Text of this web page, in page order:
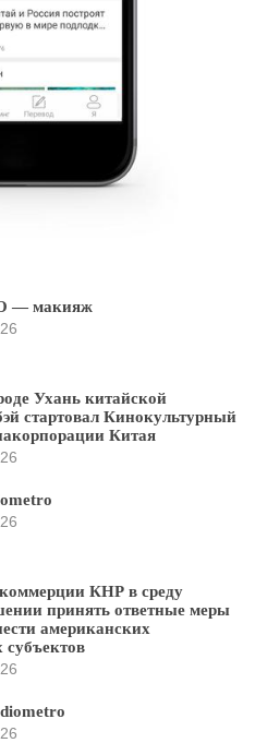
— макияж
Ухань китайской
стартовал Кинокультурный
Китая
КНР в среду
принять ответные меры
американских
субъектов